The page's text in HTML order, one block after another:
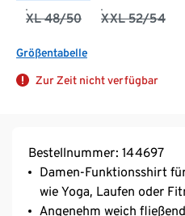
XL 48/50 XXL 52/54
Größentabelle
Zur Zeit nicht verfügbar
Bestellnummer: 144697
Damen-Funktionsshirt
wie Yoga, Laufen oder
Angenehm weich